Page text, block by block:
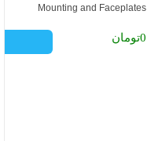
Mounting and Faceplates
0تومان